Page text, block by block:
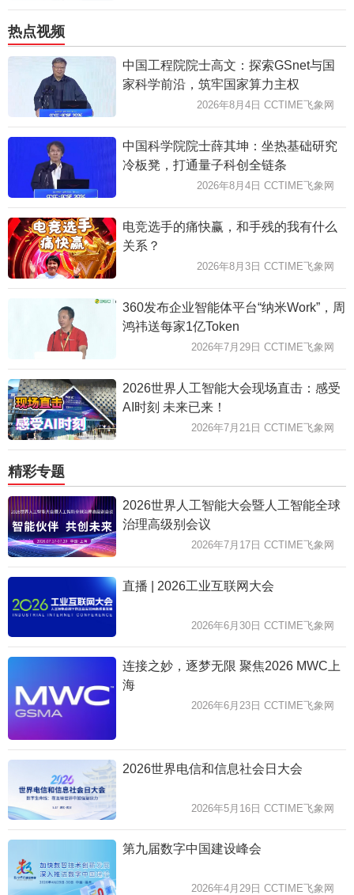
热点视频
中国工程院院士高文：探索GSnet与国
家科学前沿，筑牢国家算力主权
2026年8月4日 CCTIME飞象网
中国科学院院士薛其坤：坐热基础研究
冷板凳，打通量子科创全链条
2026年8月4日 CCTIME飞象网
电竞选手的痛快赢，和手残的我有什么
关系？
2026年8月3日 CCTIME飞象网
360发布企业智能体平台“纳米Work”，周
鸿祎送每家1亿Token
2026年7月29日 CCTIME飞象网
2026世界人工智能大会现场直击：感受
AI时刻 未来已来！
2026年7月21日 CCTIME飞象网
精彩专题
2026世界人工智能大会暨人工智能全球
治理高级别会议
2026年7月17日 CCTIME飞象网
直播 | 2026工业互联网大会
2026年6月30日 CCTIME飞象网
连接之妙，逐梦无限 聚焦2026 MWC上
海
2026年6月23日 CCTIME飞象网
2026世界电信和信息社会日大会
2026年5月16日 CCTIME飞象网
第九届数字中国建设峰会
2026年4月29日 CCTIME飞象网